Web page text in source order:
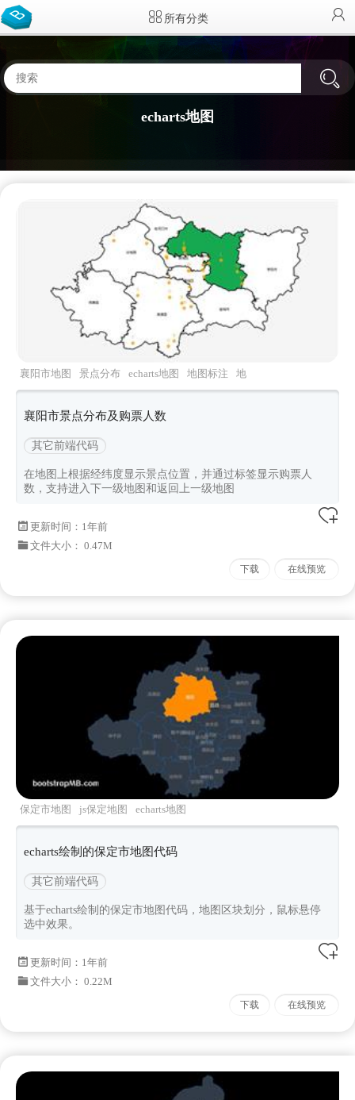
所有分类
echarts地图
襄阳市地图 景点分布 echarts地图 地图标注
地
图分布图
襄阳市景点分布及购票人数
其它前端代码
在地图上根据经纬度显示景点位置，并通过标签显示购票人
数，支持进入下一级地图和返回上一级地图
更新时间： 1年前
文件大小： 0.47M
下载 在线预览
保定市地图 js保定地图 echarts地图
echarts绘制的保定市地图代码
其它前端代码
基于echarts绘制的保定市地图代码，地图区块划分，鼠标悬停
选中效果。
更新时间： 1年前
文件大小： 0.22M
下载 在线预览